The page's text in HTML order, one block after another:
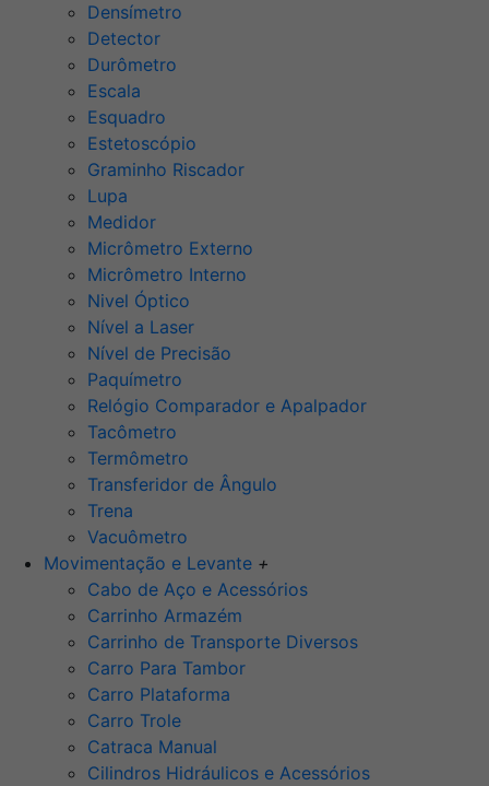
Densímetro
Detector
Durômetro
Escala
Esquadro
Estetoscópio
Graminho Riscador
Lupa
Medidor
Micrômetro Externo
Micrômetro Interno
Nivel Óptico
Nível a Laser
Nível de Precisão
Paquímetro
Relógio Comparador e Apalpador
Tacômetro
Termômetro
Transferidor de Ângulo
Trena
Vacuômetro
Movimentação e Levante +
Cabo de Aço e Acessórios
Carrinho Armazém
Carrinho de Transporte Diversos
Carro Para Tambor
Carro Plataforma
Carro Trole
Catraca Manual
Cilindros Hidráulicos e Acessórios